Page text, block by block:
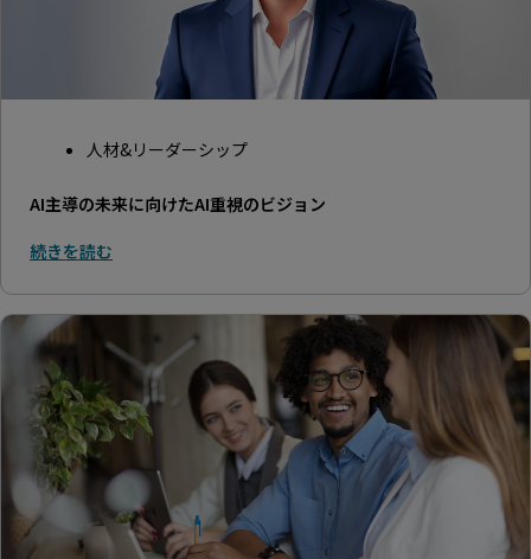
人材&リーダーシップ
AI主導の未来に向けたAI重視のビジョン
続きを読む